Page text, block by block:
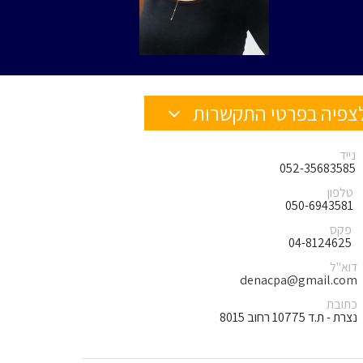
בפרטי התקשרות
נייד
052-35683585
טלפון
050-6943581
פקס
04-8124625
דוא"ל
denacpa@gmail.com
כתובת
נצרת - ת.ד 10775 רחוב 8015